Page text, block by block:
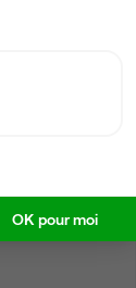
OK pour moi